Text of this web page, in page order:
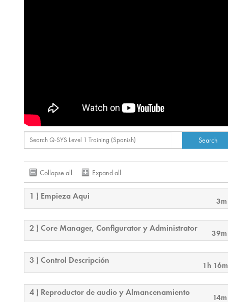
Collapse all Expand all
1 ) Empieza Aqui
2 ) Core Manager, Configurator y Administrator
3 ) Control Descripción 1h
4 ) Reproductor de audio y Almancenamiento